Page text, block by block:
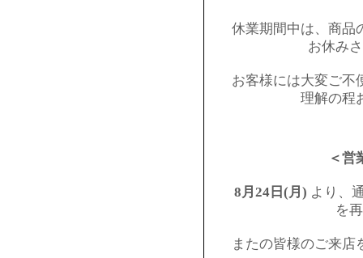
休業期間中は、商品
お休み
お客様には大変ご不
理解の程
＜営
8月24日(月) より、
を
またの皆様のご来店